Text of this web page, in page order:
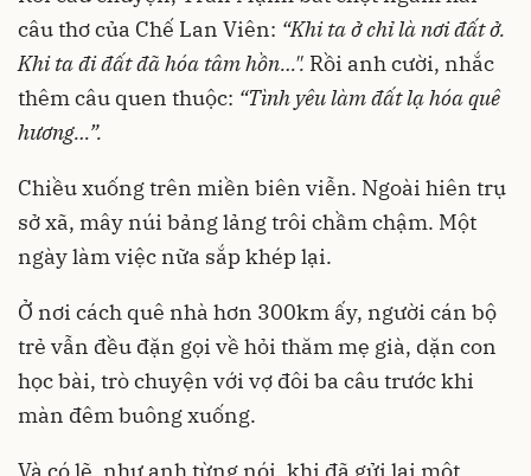
câu thơ của Chế Lan Viên: “Khi ta ở chỉ là nơi đất ở.
Khi ta đi đất đã hóa tâm hồn…". Rồi anh cười, nhắc
thêm câu quen thuộc: “Tình yêu làm đất lạ hóa quê
hương…”.
Chiều xuống trên miền biên viễn. Ngoài hiên trụ
sở xã, mây núi bảng lảng trôi chầm chậm. Một
ngày làm việc nữa sắp khép lại.
Ở nơi cách quê nhà hơn 300km ấy, người cán bộ
trẻ vẫn đều đặn gọi về hỏi thăm mẹ già, dặn con
học bài, trò chuyện với vợ đôi ba câu trước khi
màn đêm buông xuống.